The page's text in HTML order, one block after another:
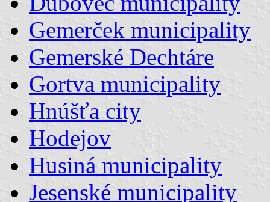
Gemerček municipality
Gemerské Dechtáre
Gortva municipality
Hnúšťa city
Hodejov
Husiná municipality
Jesenské municipality